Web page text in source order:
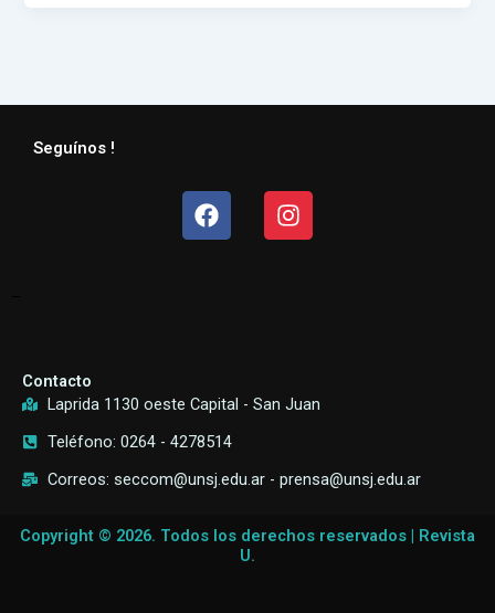
Seguínos !
Contacto
Laprida 1130 oeste Capital - San Juan
Teléfono: 0264 - 4278514
Correos: seccom@unsj.edu.ar - prensa@unsj.edu.ar
Copyright © 2026. Todos los derechos reservados | Revista
U.